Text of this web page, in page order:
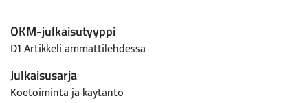
OKM-julkaisutyyppi
D1 Artikkeli ammattilehdessä
Julkaisusarja
Koetoiminta ja käytäntö